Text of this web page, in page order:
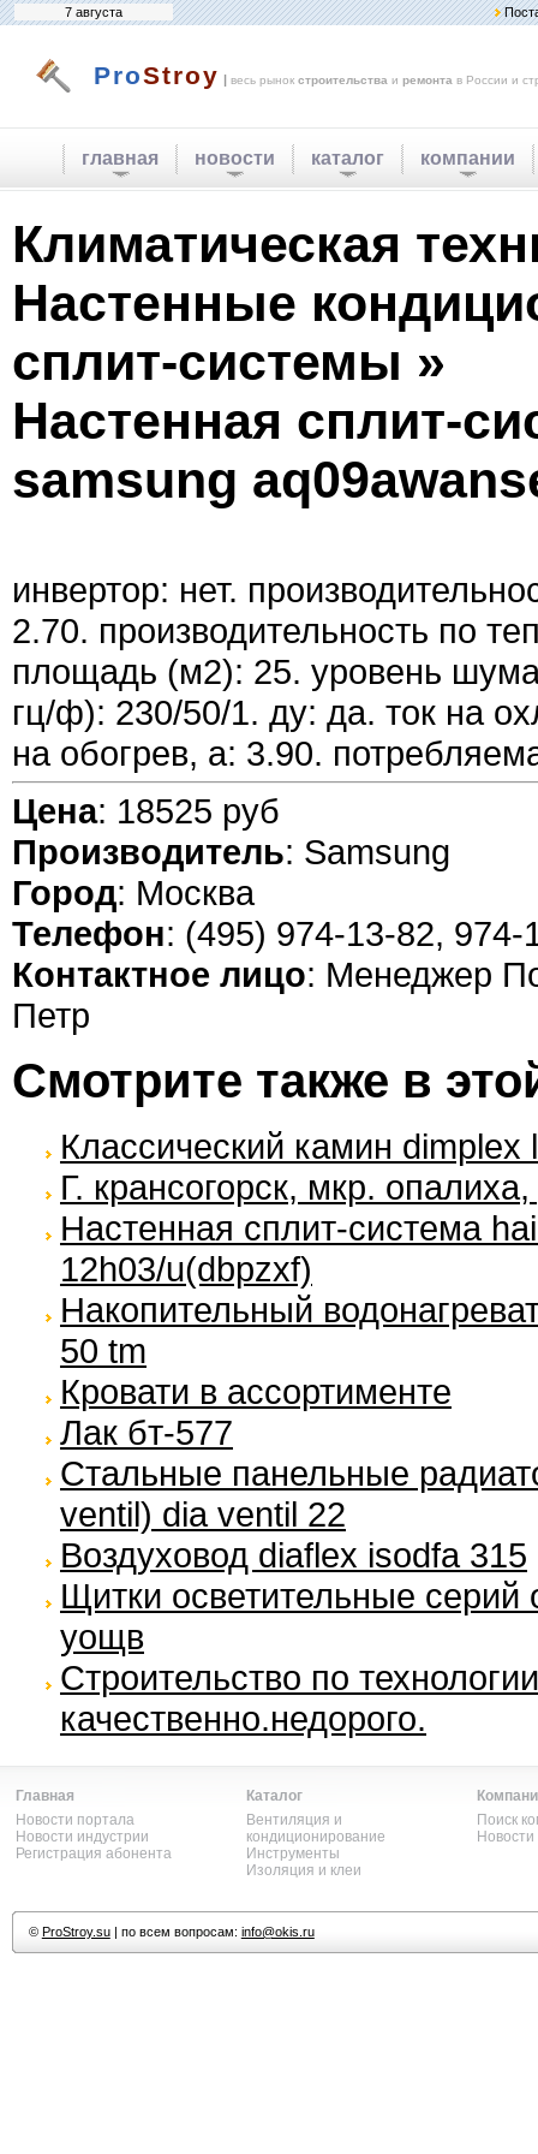
7 августа
ProStroy | весь рынок строительства и ремонта в России и
главная новости каталог компании
Климатическая
Настенные
сплит-системы »
Настенная сплит-
samsung
инвертор: нет.
2.70. производительность по
площадь (м2): 25. уровень
гц/ф): 230/50/1. ду: да. ток на
на обогрев, а: 3.90.
Цена: 18525 руб
Производитель: Samsung
Город: Москва
Телефон: (495) 974-13-82, 974-
Контактное лицо: Менеджер
Петр
Смотрите также в
Классический камин dimplex
Г. крансогорск, мкр.
Настенная сплит-система
12h03/u(dbpzxf)
Накопительный
50 tm
Кровати в ассортименте
Лак бт-577
Стальные панельные
ventil) dia ventil 22
Воздуховод diaflex isodfa 315
Щитки осветительные
уощв
Строительство по
качественно.недорого.
Главная
Новости портала
Новости индустрии
Регистрация абонента
Каталог
Вентиляция и
кондиционирование
Инструменты
Изоляция и клеи
Поиск
© ProStroy.su| по всем вопросам: info@okis.ru